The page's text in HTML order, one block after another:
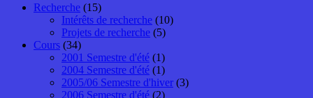
Recherche (15)
Intérêts de recherche (10)
Projets de recherche (5)
Cours (34)
2001 Semestre d'été (1)
2004 Semestre d'été (1)
2005/06 Semestre d'hiver (3)
2006 Semestre d'été (2)